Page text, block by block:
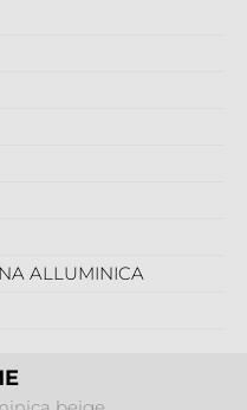
ALLUMINICA